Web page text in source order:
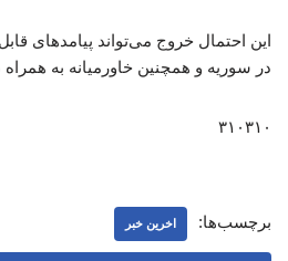
این احتمال خروج می‌تواند پیامدهای
در سوریه و همچنین خاورمیانه به
۳۱۰۳۱۰
برچسب‌ها: اخرین خبر